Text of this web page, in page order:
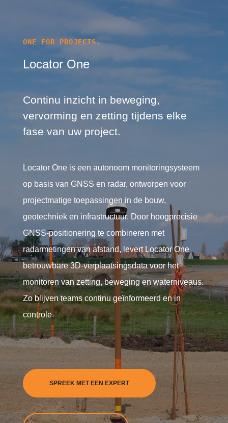
ONE FOR PROJECTS.
Locator One
Continu inzicht in beweging,
vervorming en zetting tijdens elke
fase van uw project.
Locator One is een autonoom monitoringsysteem
op basis van GNSS en radar, ontworpen voor
projectmatige toepassingen in de bouw,
geotechniek en infrastructuur. Door hoogprecisie
GNSS-positionering te combineren met
radarmetingen van afstand, levert Locator One
betrouwbare 3D-verplaatsingsdata voor het
monitoren van zetting, beweging en waterniveaus.
Zo blijven teams continu geïnformeerd en in
controle.
SPREEK MET EEN EXPERT